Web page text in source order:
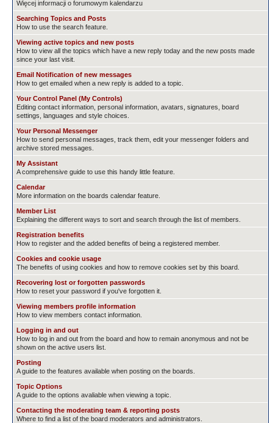
Więcej informacji o forumowym kalendarzu
Searching Topics and Posts
How to use the search feature.
Viewing active topics and new posts
How to view all the topics which have a new reply today and the new posts made
since your last visit.
Email Notification of new messages
How to get emailed when a new reply is added to a topic.
Your Control Panel (My Controls)
Editing contact information, personal information, avatars, signatures, board
settings, languages and style choices.
Your Personal Messenger
How to send personal messages, track them, edit your messenger folders and
archive stored messages.
My Assistant
A comprehensive guide to use this handy little feature.
Calendar
More information on the boards calendar feature.
Member List
Explaining the different ways to sort and search through the list of members.
Registration benefits
How to register and the added benefits of being a registered member.
Cookies and cookie usage
The benefits of using cookies and how to remove cookies set by this board.
Recovering lost or forgotten passwords
How to reset your password if you've forgotten it.
Viewing members profile information
How to view members contact information.
Logging in and out
How to log in and out from the board and how to remain anonymous and not be
shown on the active users list.
Posting
A guide to the features available when posting on the boards.
Topic Options
A guide to the options avaliable when viewing a topic.
Contacting the moderating team & reporting posts
Where to find a list of the board moderators and administrators.